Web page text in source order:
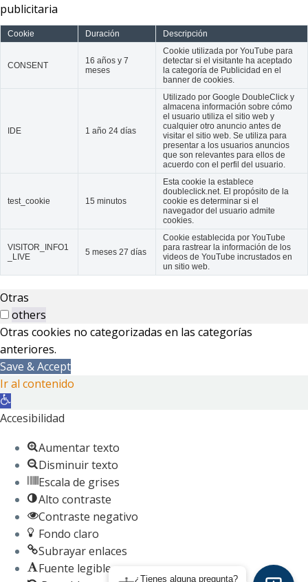
publicitaria
Cookie Duración Descripción
CONSENT
16 años y 7
meses
Cookie utilizada por YouTube para
detectar si el visitante ha aceptado
la categoría de Publicidad en el
banner de cookies.
IDE 1 año 24 días
Utilizado por Google DoubleClick y
almacena información sobre cómo
el usuario utiliza el sitio web y
cualquier otro anuncio antes de
visitar el sitio web. Se utiliza para
presentar a los usuarios anuncios
que son relevantes para ellos de
acuerdo con el perfil del usuario.
test_cookie 15 minutos
Esta cookie la establece
doubleclick.net. El propósito de la
cookie es determinar si el
navegador del usuario admite
cookies.
VISITOR_INFO1
_LIVE
5 meses 27 días
Cookie establecida por YouTube
para rastrear la información de los
videos de YouTube incrustados en
un sitio web.
Otras
others
Otras cookies no categorizadas en las categorías
anteriores.
Save & Accept
Ir al contenido
Abrir
barra
herramientas
Accesibilidad
Aumentar texto
Disminuir texto
Escala de grises
Alto contraste
Contraste negativo
Fondo claro
Subrayar enlaces
Fuente legible
¿Tienes alguna pregunta?